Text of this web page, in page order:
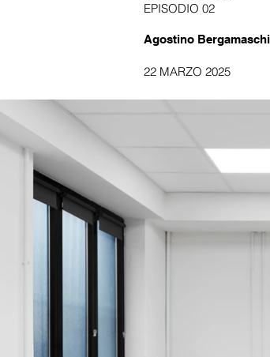
EPISODIO 02
Agostino Bergamaschi
22 MARZO 2025